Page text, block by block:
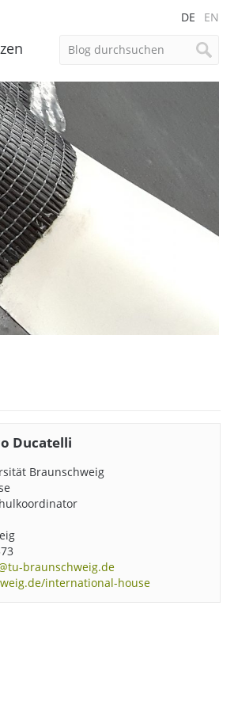
DE EN
Ducatelli
Braunschweig
braunschweig.de
international-house